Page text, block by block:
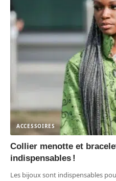
ACCESSOIRES
Collier menotte et
indispensables !
Les bijoux sont indispensables